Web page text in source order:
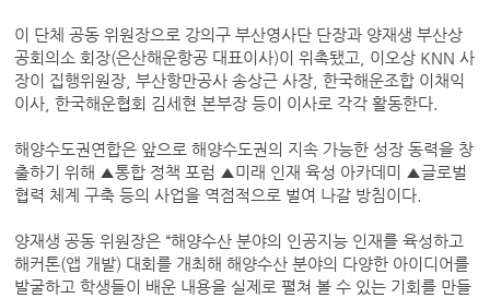
이 단체 공동 위원장으로 강의구 부산영사단 단장과 양재생 부산상
공회의소 회장(은산해운항공 대표이사)이 위촉됐고, 이오상 KNN 사
장이 집행위원장, 부산항만공사 송상근 사장, 한국해운조합 이채익
이사, 한국해운협회 김세현 본부장 등이 이사로 각각 활동한다.
해양수도권연합은 앞으로 해양수도권의 지속 가능한 성장 동력을 창
출하기 위해 ▲통합 정책 포럼 ▲미래 인재 육성 아카데미 ▲글로벌
협력 체계 구축 등의 사업을 역점적으로 벌여 나갈 방침이다.
양재생 공동 위원장은 “해양수산 분야의 인공지능 인재를 육성하고
해커톤(앱 개발) 대회를 개최해 해양수산 분야의 다양한 아이디어를
발굴하고 학생들이 배운 내용을 실제로 펼쳐 볼 수 있는 기회를 만들